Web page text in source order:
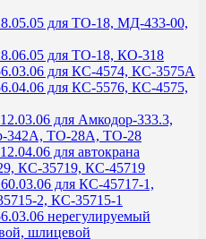
для ТО-18, МД-433-00,
для ТО-18, КО-318
для КС-4574, КС-3575А
для КС-5576, КС-4575,
для Амкодор-333.3,
342А, ТО-28А, ТО-28
для автокрана
КС-35719, КС-45719
для КС-45717-1,
2, КС-35715-1
нерегулируемый
шлицевой